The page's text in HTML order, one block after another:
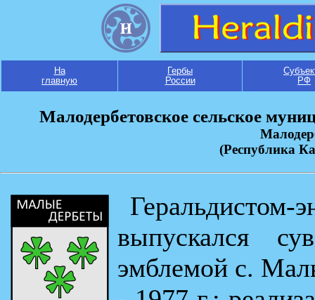
На
главную
Гербы
России
РФ
Малодербетовское сельское
(Республика
выпускался
эмблемой с.